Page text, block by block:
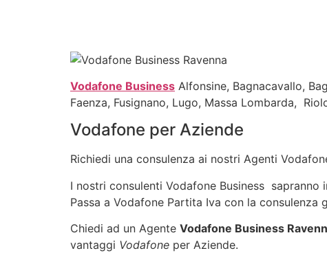
Vodafone Business Alfonsine, Bagnacavallo,
Faenza, Fusignano, Lugo, Massa Lombarda,
Vodafone per Aziende
Richiedi una consulenza ai nostri Agenti
I nostri consulenti Vodafone Business
Passa a Vodafone Partita Iva con la
Chiedi ad un Agente Vodafone Business
vantaggi Vodafone per Aziende.